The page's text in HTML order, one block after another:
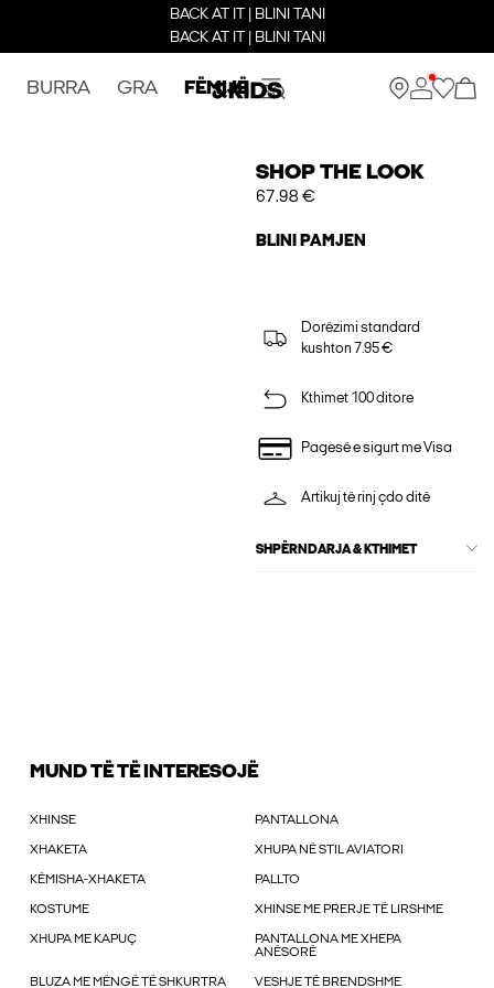
BACK AT IT | BLINI TANI
BACK AT IT | BLINI TANI
BURRA GRA FËMIJË
SHOP THE LOOK
67.98 €
BLINI PAMJEN
Dorëzimi standard
kushton 7.95 €
Kthimet 100 ditore
Pagesë e sigurt me Visa
Artikuj të rinj çdo ditë
SHPËRNDARJA & KTHIMET
MUND TË TË INTERESOJË
XHINSE PANTALLONA
XHAKETA XHUPA NË STIL AVIATORI
KËMISHA-XHAKETA PALLTO
KOSTUME XHINSE ME PRERJE TË LIRSHME
XHUPA ME KAPUÇ
PANTALLONA ME XHEPA
ANËSORË
BLUZA ME MËNGË TË SHKURTRA VESHJE TË BRENDSHME